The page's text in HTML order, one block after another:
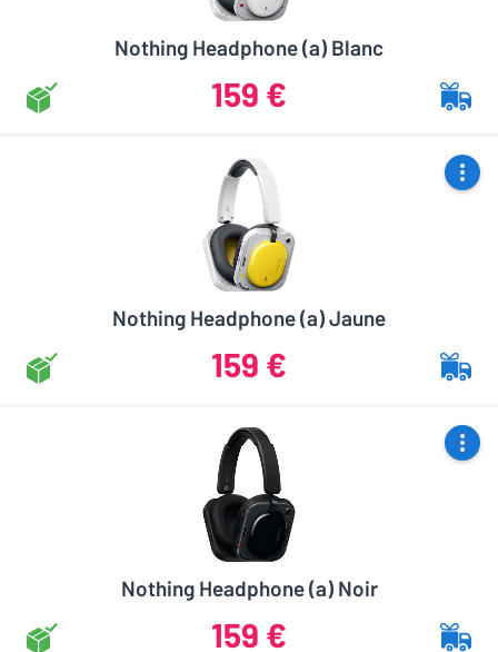
Nothing Headphone (a) Blanc
159 €
Nothing Headphone (a) Jaune
159 €
Nothing Headphone (a) Noir
159 €